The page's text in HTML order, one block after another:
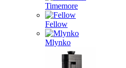
Timemore
Fellow
Mlynko